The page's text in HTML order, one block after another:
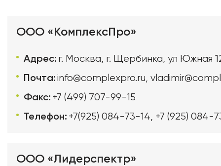
ООО «КомплексПро»
Адрес: г. Москва, г. Щербинка, ул Южная
Почта:info@complexpro.ru,
Факс: +7 (499) 707-99-15
Телефон: +7(925) 084-73-14, +7 (925) 084-
ООО «Лидерспектр»